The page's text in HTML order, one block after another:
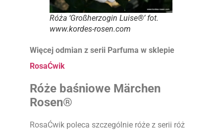
Róża ‘Großherzogin Luise®’ fot.
www.kordes-rosen.com
Więcej odmian z serii Parfuma w sklepie
RosaĆwik
Róże baśniowe Märchen
Rosen®
RosaĆwik poleca szczególnie róże z serii róż